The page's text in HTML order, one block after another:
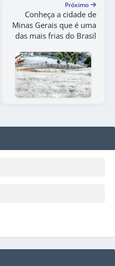
Próximo
Conheça a cidade de
Minas Gerais que é uma
das mais frias do Brasil